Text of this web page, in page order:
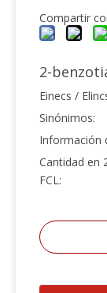
Compartir
2-
Einecs /
Sinónimos:
Información
Cantidad en
FCL: